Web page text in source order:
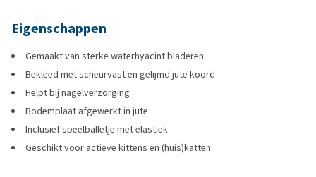
Eigenschappen
Gemaakt van sterke waterhyacint bladeren
Bekleed met scheurvast en gelijmd jute koord
Helpt bij nagelverzorging
Bodemplaat afgewerkt in jute
Inclusief speelballetje met elastiek
Geschikt voor actieve kittens en (huis)katten